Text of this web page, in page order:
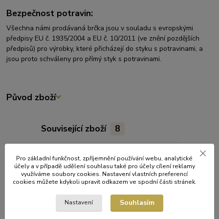
Bezpečnost potravin:
Všechna námi prodávaná brčka jsou v souladu s evropskými
předpisy EU č. 1935/2004 a EU č. 10/2011 (ve znění pozdějších
předpisů) pro výrobky, které přicházejí do styku s potravinami, a
jsou proto schváleny pro přímý styk s potravinami.
Původ zboží
Související zboží 8
Pro základní funkčnost, zpříjemnění používání webu, analytické
účely a v případě udělení souhlasu také pro účely cílení reklamy
využíváme soubory cookies. Nastavení vlastních preferencí
cookies můžete kdykoli upravit odkazem ve spodní části stránek.
Nastavení Souhlasím